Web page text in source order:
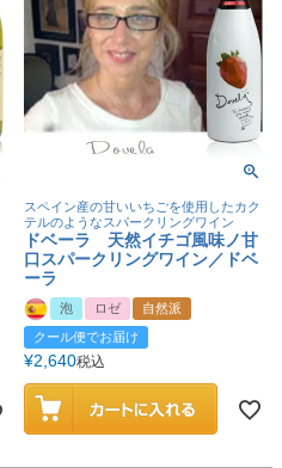
スペイン産の甘いいちごを使用したカク
テルのようなスパークリングワイン
ドベーラ 天然イチゴ風味ノ甘
口スパークリングワイン／ドベ
ーラ
泡 ロゼ
自然派
クール便でお届け
¥2,640税込